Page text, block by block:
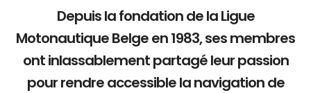
Depuis la fondation de la Ligue
Motonautique Belge en 1983, ses membres
ont inlassablement partagé leur passion
pour rendre accessible la navigation de